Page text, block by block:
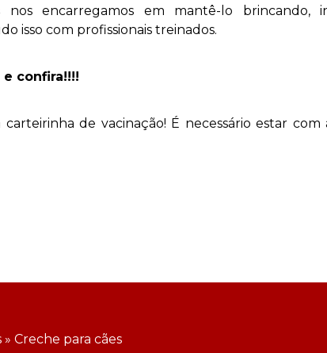
encarregamos em mantê-lo brincando,
isso com profissionais treinados.
e confira!!!!
carteirinha de vacinação! É necessário estar
» Creche para cães